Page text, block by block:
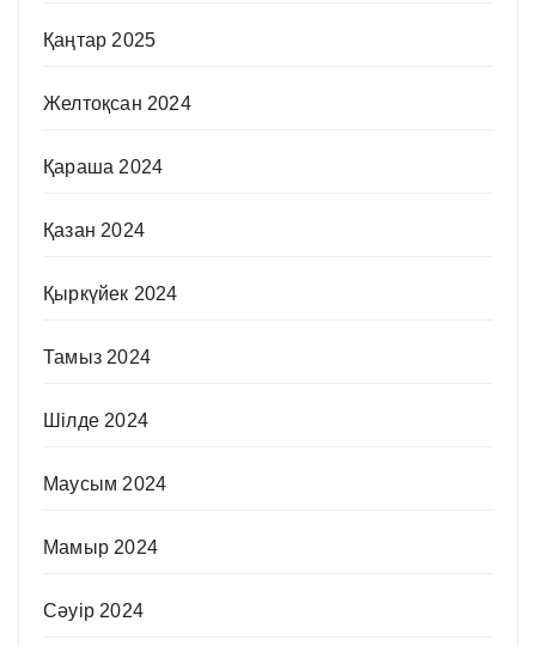
Қаңтар 2025
Желтоқсан 2024
Қараша 2024
Қазан 2024
Қыркүйек 2024
Тамыз 2024
Шілде 2024
Маусым 2024
Мамыр 2024
Сәуір 2024